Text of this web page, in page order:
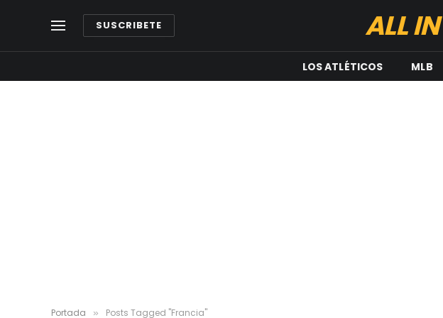
SUSCRIBETE ALL IN
LOS ATLÉTICOS MLB
Portada » Posts Tagged "Francia"